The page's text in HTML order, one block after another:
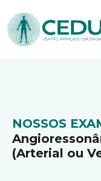
NOSSOS
(Arterial ou